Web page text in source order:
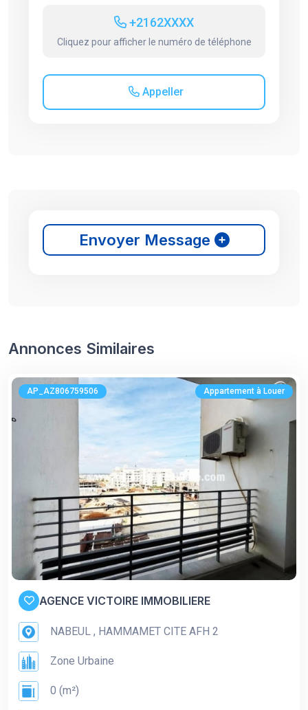
+2162XXXX
Cliquez pour afficher le numéro de téléphone
Appeller
Envoyer Message
Annonces Similaires
AP_AZ806759506 Appartement à Louer
AGENCE VICTOIRE IMMOBILIERE
NABEUL , HAMMAMET CITE AFH 2
Zone Urbaine
0 (m²)